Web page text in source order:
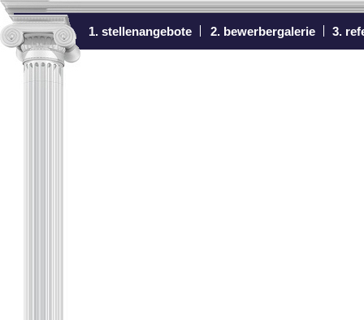
1. stellenangebote 2. bewerbergalerie 3.